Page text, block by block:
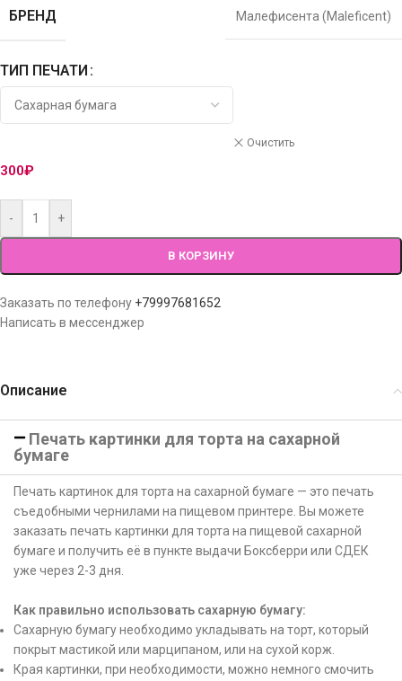
БРЕНД Малефисента (Maleficent)
ТИП ПЕЧАТИ
Очистить
300₽
- +
В КОРЗИНУ
Заказать по телефону +79997681652
Написать в мессенджер
Описание
Печать картинки для торта на сахарной
бумаге
Печать картинок для торта на сахарной бумаге — это печать
съедобными чернилами на пищевом принтере. Вы можете
заказать печать картинки для торта на пищевой сахарной
бумаге и получить её в пункте выдачи Боксберри или СДЕК
уже через 2-3 дня.
Как правильно использовать сахарную бумагу:
Сахарную бумагу необходимо укладывать на торт, который
покрыт мастикой или марципаном, или на сухой корж.
Края картинки, при необходимости, можно немного смочить